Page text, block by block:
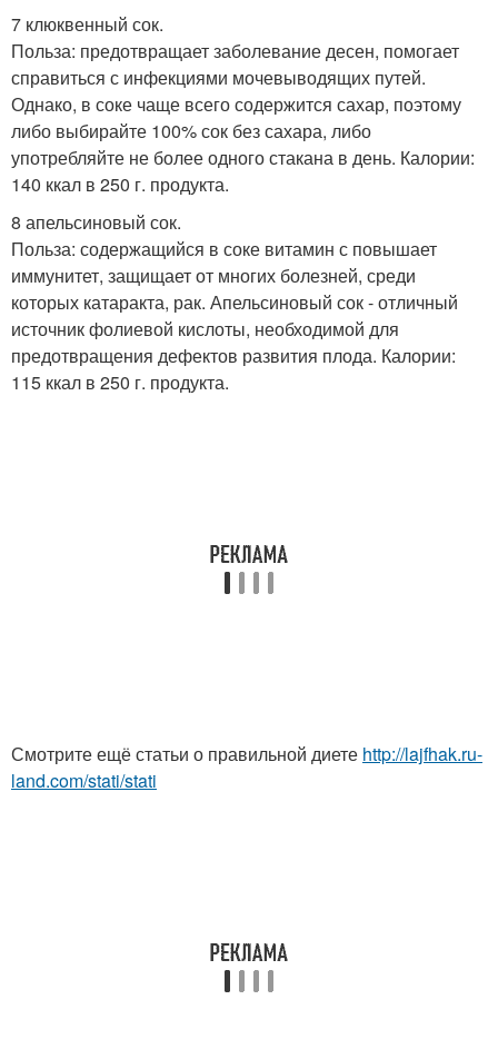
7 клюквенный сок.
Польза: предотвращает заболевание десен, помогает
справиться с инфекциями мочевыводящих путей.
Однако, в соке чаще всего содержится сахар, поэтому
либо выбирайте 100% сок без сахара, либо
употребляйте не более одного стакана в день. Калории:
140 ккал в 250 г. продукта.
8 апельсиновый сок.
Польза: содержащийся в соке витамин с повышает
иммунитет, защищает от многих болезней, среди
которых катаракта, рак. Апельсиновый сок - отличный
источник фолиевой кислоты, необходимой для
предотвращения дефектов развития плода. Калории:
115 ккал в 250 г. продукта.
Смотрите ещё статьи о правильной диете http://lajfhak.ru-
land.com/stati/stati